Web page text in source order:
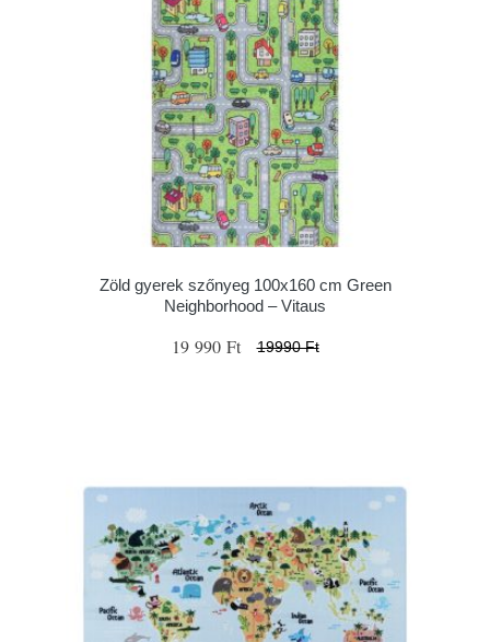
Zöld gyerek szőnyeg 100x160 cm Green
Neighborhood – Vitaus
19 990 Ft 19990 Ft